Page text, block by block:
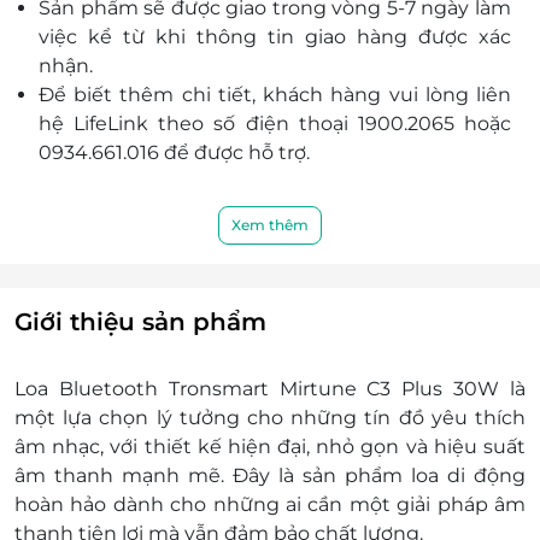
Sản phẩm sẽ được giao trong vòng 5-7 ngày làm
việc kể từ khi thông tin giao hàng được xác
nhận.
Để biết thêm chi tiết, khách hàng vui lòng liên
hệ LifeLink theo số điện thoại 1900.2065 hoặc
0934.661.016 để được hỗ trợ.
Xem thêm
Giới thiệu sản phẩm
Loa Bluetooth Tronsmart Mirtune C3 Plus 30W là
một lựa chọn lý tưởng cho những tín đồ yêu thích
âm nhạc, với thiết kế hiện đại, nhỏ gọn và hiệu suất
âm thanh mạnh mẽ. Đây là sản phẩm loa di động
hoàn hảo dành cho những ai cần một giải pháp âm
thanh tiện lợi mà vẫn đảm bảo chất lượng.